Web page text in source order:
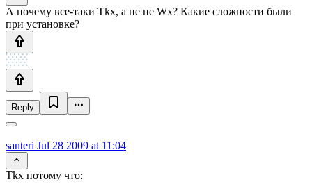
А почему все-таки Tkx, а не не Wx? Какие сложности были
при установке?
Reply
santeri Jul 28 2009 at 11:04
Tkx потому что: